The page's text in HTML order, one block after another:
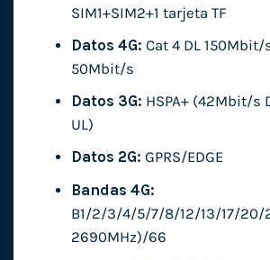
SIM1+SIM2+1 tarjeta TF
Datos 4G: Cat 4 DL 150Mbit/
50Mbit/s
Datos 3G: HSPA+ (42Mbit/s
UL)
Datos 2G: GPRS/EDGE
Bandas 4G:
B1/2/3/4/5/7/8/12/13/17/
2690MHz)/66